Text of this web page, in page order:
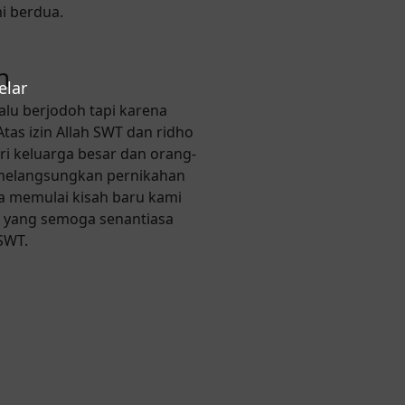
berdua.
berjodoh tapi karena
izin Allah SWT dan ridho
keluarga besar dan orang-
pernikahan
memulai kisah baru kami
semoga senantiasa